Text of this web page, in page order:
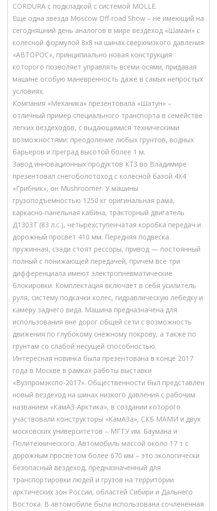
CORDURA с подкладкой с системой MOLLE.
Еще одна звезда Moscow Off-road Show – не имеющий на
сегодняшний день аналогов в мире вездеход «Шаман» с
колесной формулой 8х8 на шинах сверхнизкого давления
«АВТОРОС», принципиально новая конструкция
которого позволяет управлять всеми осями, придавая
машине особую маневренность даже в самых непростых
условиях.
Компания «Механика» презентовала «Шатун» –
отличный пример специального транспорта в семействе
легких вездеходов, с выдающимися техническими
возможностями: преодоление любых грунтов, водных
барьеров и преград высотой более 1 м.
Завод инновационных продуктов КТЗ во Владимире
презентовал снегоболотоход с колесной базой 4Х4
«Грибник», он Mushroomer. У машины
грузоподъемностью 1250 кг оригинальная рама,
каркасно-панельная кабина, тракторный двигатель
Д1303Т (83 л.с.), четырехступенчатая коробка передач и
дорожный просвет 410 мм. Передняя подвеска
пружинная, сзади стоят рессоры, привод — постоянный
полный с понижающей передачей, причем все три
дифференциала имеют электропневматические
блокировки. Комплектация включает в себя усилитель
руля, систему подкачки колес, гидравлическую лебедку и
камеру заднего вида. Машина предназначена для
использования вне дорог общей сети с возможность
движения по глубокому снежному покрову, а также по
грунтам со слабой несущей способностью.
Интересная новинка была презентована в конце 2017
года в Москве в рамках работы выставки
«Вузпромэкспо-2017». Общественности был представлен
новый вездеход на шинах низкого давления с рабочим
названием «КамАЗ-Арктика», в создании которого
участвовали конструкторы «КамАЗа», СКБ МАМИ и двух
московских университетов – МГТУ им. Баумана и
Политехнического. Автомобиль массой около 17 т с
дорожным просветом более 670 мм – это экологически
безопасный вездеход, предназначенный для
транспортировки людей и грузов на территории
арктических зон России, областей Сибири и Дальнего
Востока. В автомобиле была использована сочлененная